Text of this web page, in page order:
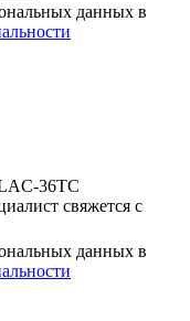
данных в
36TC
свяжется с
данных в